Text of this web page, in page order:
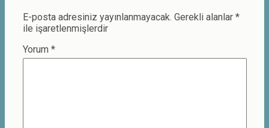
E-posta adresiniz yayınlanmayacak. Gerekli alanlar *
ile işaretlenmişlerdir
Yorum *